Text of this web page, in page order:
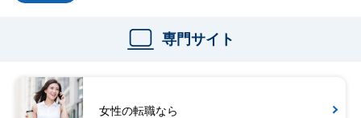
専門サイト
女性の転職なら